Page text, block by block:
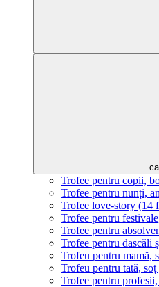
Trofee pentru copii,
Trofee pentru nunți,
Trofee love-story (14
Trofee pentru
Trofee pentru
Trofee pentru dascăli
Trofeu pentru mamă,
Trofeu pentru tată, soț
Trofee pentru